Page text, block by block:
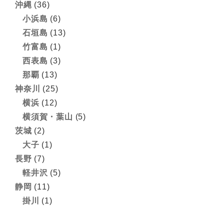
沖縄 (36)
小浜島 (6)
石垣島 (13)
竹富島 (1)
西表島 (3)
那覇 (13)
神奈川
(25)
横浜 (12)
横須賀・葉山 (5)
茨城 (2)
大子 (1)
長野 (7)
軽井沢 (5)
静岡 (11)
掛川
(1)